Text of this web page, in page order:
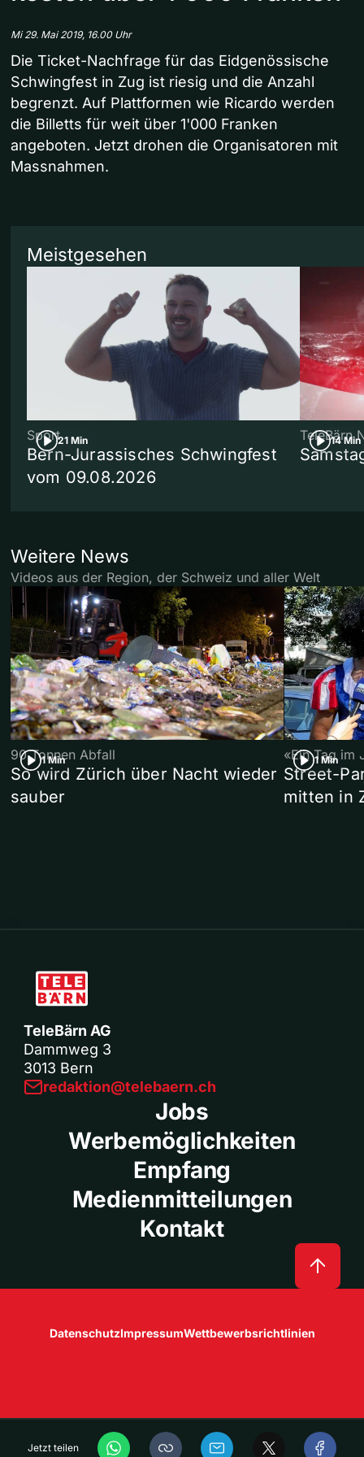
Mi 29. Mai 2019, 16.00 Uhr
Die Ticket-Nachfrage für das Eidgenössische
Schwingfest in Zug ist riesig und die Anzahl
begrenzt. Auf Plattformen wie Ricardo werden
die Billetts für weit über 1'000 Franken
angeboten. Jetzt drohen die Organisatoren mit
Massnahmen.
Jetzt teilen
Meistgesehen
21 Min
Sport
Bern-Jurassisches Schwingfest
vom 09.08.2026
14 Min
TeleBärn
Weitere News
Videos aus der Region, der Schweiz und aller Welt
1 Min
90 Tonnen Abfall
So wird Zürich über Nacht wieder
sauber
1 Min
«Ein Tag im
Street-
mitten in
TeleBärn AG
Dammweg 3
3013 Bern
redaktion@telebaern.ch
Jobs
Werbemöglichkeiten
Empfang
Medienmitteilungen
Kontakt
DatenschutzImpressumWettbewerbsrichtlinien